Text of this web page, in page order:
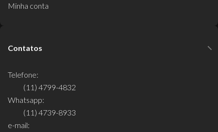
Minha conta
Contatos
Telefone:
(11) 4799-4832
Whatsapp:
(11) 4739-8933
e-mail: